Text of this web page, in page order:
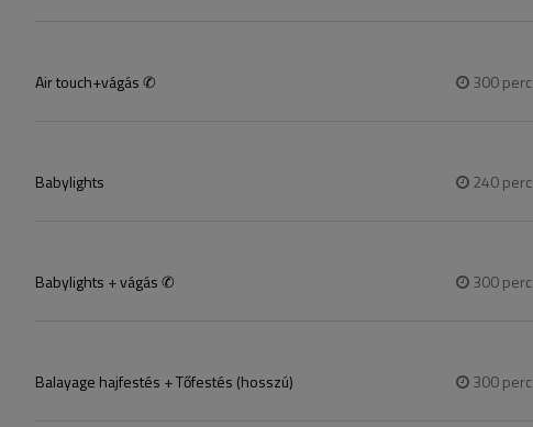
Air touch+vágás ✆ 300perc
Babylights 240perc
Babylights + vágás ✆ 300perc
Balayage hajfestés + Tőfestés (hosszú) 300perc